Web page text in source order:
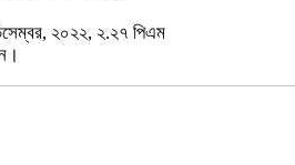
২০২২, ২.২৭ পিএম